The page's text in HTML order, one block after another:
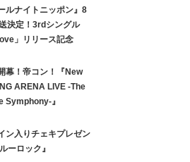
ルナイトニッポン』8
決定！3rdシングル
」リリース記念
幕！帝コン！『New
ARENA LIVE -The
Symphony-』
ン入りチェキプレゼン
ーロック』